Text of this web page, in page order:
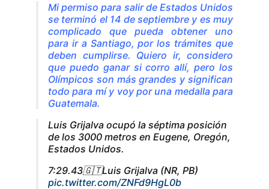
Mi permiso para salir de Estados Unidos
se terminó el 14 de septiembre y es muy
complicado que pueda obtener uno
para ir a Santiago, por los trámites que
deben cumplirse. Quiero ir, considero
que puedo ganar si corro allí, pero los
Olímpicos son más grandes y significan
todo para mí y voy por una medalla para
Guatemala.
Luis Grijalva ocupó la séptima posición
de los 3000 metros en Eugene, Oregón,
Estados Unidos.
7:29.43🇬🇹Luis Grijalva (NR, PB)
pic.twitter.com/ZNFd9HgL0b